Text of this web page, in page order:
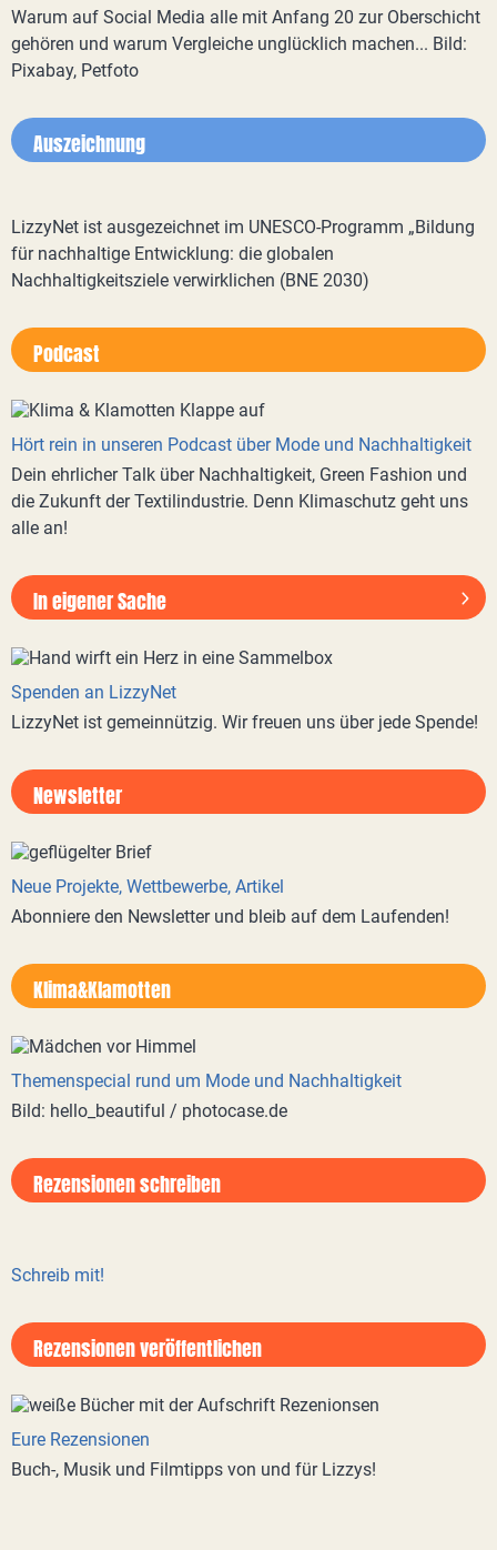
Warum auf Social Media alle mit Anfang 20 zur Oberschicht
gehören und warum Vergleiche unglücklich machen... Bild:
Pixabay, Petfoto
Auszeichnung
LizzyNet ist ausgezeichnet im UNESCO-Programm „Bildung
für nachhaltige Entwicklung: die globalen
Nachhaltigkeitsziele verwirklichen (BNE 2030)
Podcast
Hört rein in unseren Podcast über Mode und Nachhaltigkeit
Dein ehrlicher Talk über Nachhaltigkeit, Green Fashion und
die Zukunft der Textilindustrie. Denn Klimaschutz geht uns
alle an!
In eigener Sache
Spenden an LizzyNet
LizzyNet ist gemeinnützig. Wir freuen uns über jede Spende!
Newsletter
Neue Projekte, Wettbewerbe, Artikel
Abonniere den Newsletter und bleib auf dem Laufenden!
Klima&Klamotten
Themenspecial rund um Mode und Nachhaltigkeit
Bild: hello_beautiful / photocase.de
Rezensionen schreiben
Schreib mit!
Rezensionen veröffentlichen
Eure Rezensionen
Buch-, Musik und Filmtipps von und für Lizzys!